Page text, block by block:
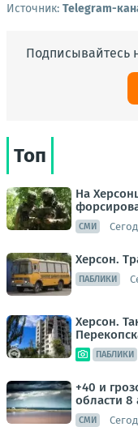
Источник: Telegram-
Подписывайтесь
Топ
На
СМИ
Херсон.
ПАБЛИКИ
Херсон.
ПАБЛИКИ
+40 и
области 8
СМИ